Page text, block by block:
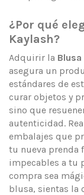
¿Por qué
Kaylash?
Adquirir la
asegura un
estándares de
curar objetos y
sino que
autenticidad.
embalajes que
tu nueva prenda
impecables a tu
compra sea
blusa, sientas la